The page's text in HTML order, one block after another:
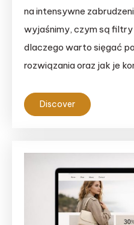
na intensywne
wyjaśnimy, czym są
dlaczego warto sięgać
rozwiązania oraz jak je
Discover